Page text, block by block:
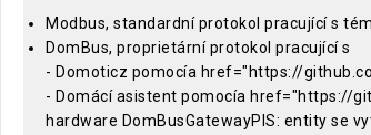
Modbus, standardní protokol pracující s
DomBus, proprietární protokol pracující s
- Domoticz pomocía href="https://
- Domácí asistent pomocía href="https://
hardware DomBusGatewayPIS: entity se